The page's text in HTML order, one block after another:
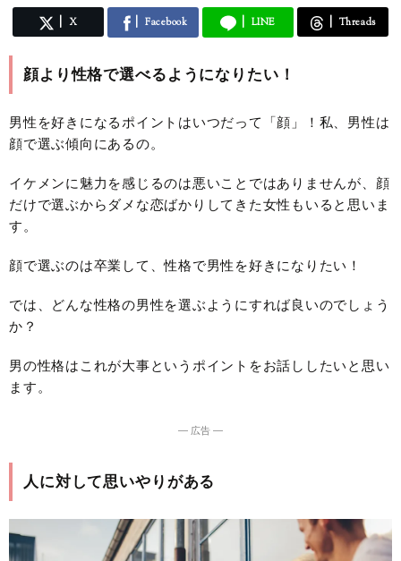
X Facebook LINE Threads
顔より性格で選べるようになりたい！
男性を好きになるポイントはいつだって「顔」！私、男性は
顔で選ぶ傾向にあるの。
イケメンに魅力を感じるのは悪いことではありませんが、顔
だけで選ぶからダメな恋ばかりしてきた女性もいると思いま
す。
顔で選ぶのは卒業して、性格で男性を好きになりたい！
では、どんな性格の男性を選ぶようにすれば良いのでしょう
か？
男の性格はこれが大事というポイントをお話ししたいと思い
ます。
― 広告 ―
人に対して思いやりがある